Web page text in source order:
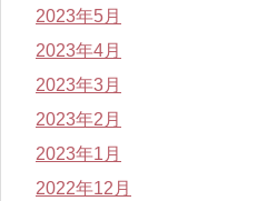
2023年5月
2023年4月
2023年3月
2023年2月
2023年1月
2022年12月